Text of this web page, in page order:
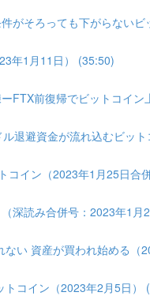
がそろっても下がらない
年1月11日） (35:50)
FTX前復帰でビットコイ
退避資金が流れ込むビッ
イン（2023年1月25日合
深読み合併号：2023年1月
い 資産が買われ始める（
コイン（2023年2月5日）